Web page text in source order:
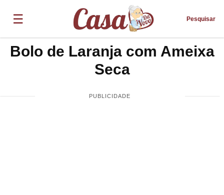
☰ Pesquisar
Bolo de Laranja com Ameixa
Seca